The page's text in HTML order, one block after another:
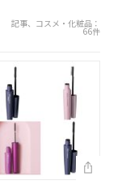
記事、コスメ・化粧品：
66件